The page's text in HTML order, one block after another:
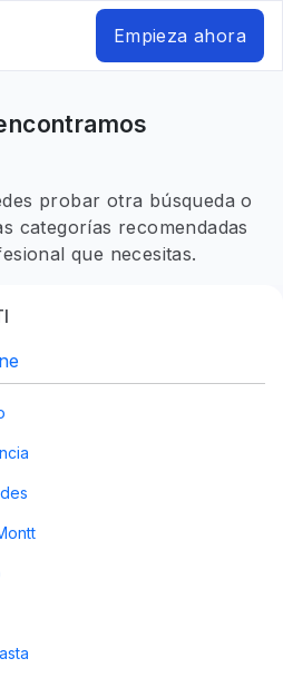
Empieza ahora
probar otra búsqueda o
categorías recomendadas
que necesitas.